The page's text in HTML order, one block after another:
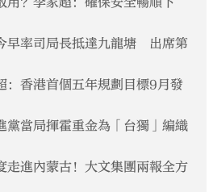
早率司局長抵達九龍塘 出席第
：香港首個五年規劃目標9月發
黨當局揮霍重金為「台獨」編織
走進內蒙古！大文集團兩報全方